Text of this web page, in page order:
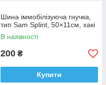
Шина іммобілізуюча гнучка,
тип Sam Splint, 50×11см, хакі
В наявності
200 ₴
Купити